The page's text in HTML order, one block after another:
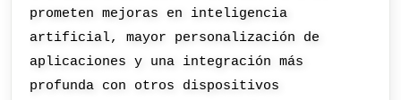
prometen mejoras en inteligencia
artificial, mayor personalización de
aplicaciones y una integración más
profunda con otros dispositivos